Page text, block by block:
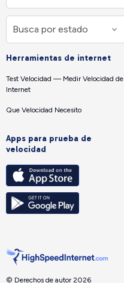
Herramientas de internet
Test Velocidad — Medir Velocidad de
Internet
Que Velocidad Necesito
Apps para prueba de
velocidad
© Derechos de autor 2026